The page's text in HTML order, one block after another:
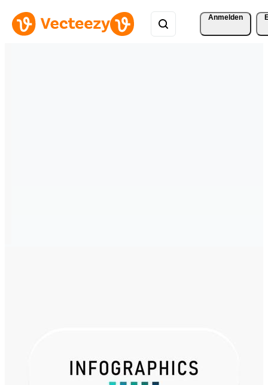
Anmelden